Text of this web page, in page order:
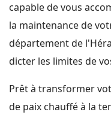
capable de vous
la maintenance de
département de
dicter les limites de
Prêt à transformer
de paix chauffé à la